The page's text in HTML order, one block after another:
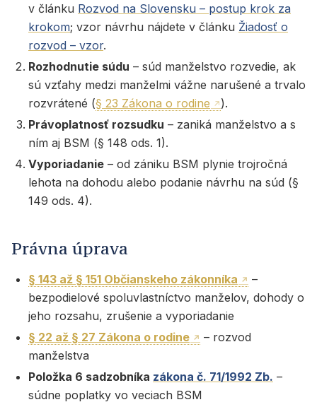
v článku Rozvod na Slovensku – postup krok za
krokom; vzor návrhu nájdete v článku Žiadosť o
rozvod – vzor.
Rozhodnutie súdu – súd manželstvo rozvedie, ak
sú vzťahy medzi manželmi vážne narušené a trvalo
rozvrátené (§ 23 Zákona o rodine
).
Právoplatnosť rozsudku – zaniká manželstvo a s
ním aj BSM (§ 148 ods. 1).
Vyporiadanie – od zániku BSM plynie trojročná
lehota na dohodu alebo podanie návrhu na súd (§
149 ods. 4).
Právna úprava
§ 143 až § 151 Občianskeho zákonníka
–
bezpodielové spoluvlastníctvo manželov, dohody o
jeho rozsahu, zrušenie a vyporiadanie
§ 22 až § 27 Zákona o rodine
– rozvod
manželstva
Položka 6 sadzobníka zákona č. 71/1992 Zb. –
súdne poplatky vo veciach BSM